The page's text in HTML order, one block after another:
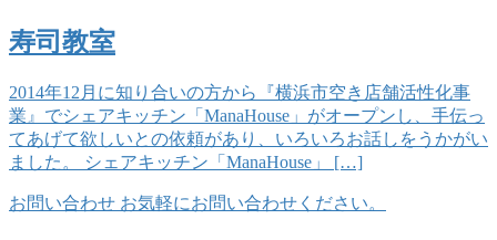
寿司教室
2014年12月に知り合いの方から『横浜市空き店舗活性化事
業』でシェアキッチン「ManaHouse」がオープンし、手伝っ
てあげて欲しいとの依頼があり、いろいろお話しをうかがい
ました。 シェアキッチン「ManaHouse」 […]
お問い合わせ お気軽にお問い合わせください。